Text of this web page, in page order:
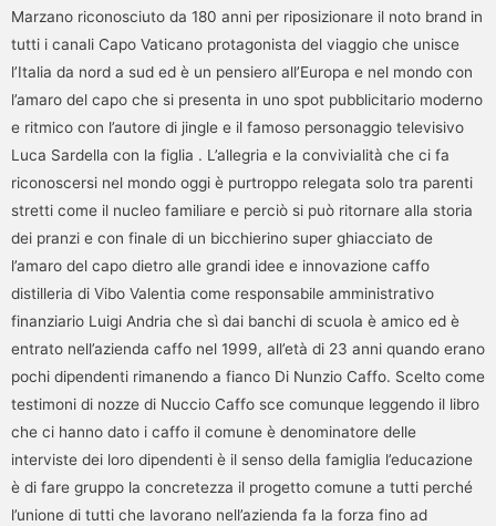
Marzano riconosciuto da 180 anni per riposizionare il noto brand in
tutti i canali Capo Vaticano protagonista del viaggio che unisce
l’Italia da nord a sud ed è un pensiero all’Europa e nel mondo con
l’amaro del capo che si presenta in uno spot pubblicitario moderno
e ritmico con l’autore di jingle e il famoso personaggio televisivo
Luca Sardella con la figlia . L’allegria e la convivialità che ci fa
riconoscersi nel mondo oggi è purtroppo relegata solo tra parenti
stretti come il nucleo familiare e perciò si può ritornare alla storia
dei pranzi e con finale di un bicchierino super ghiacciato de
l’amaro del capo dietro alle grandi idee e innovazione caffo
distilleria di Vibo Valentia come responsabile amministrativo
finanziario Luigi Andria che sì dai banchi di scuola è amico ed è
entrato nell’azienda caffo nel 1999, all’età di 23 anni quando erano
pochi dipendenti rimanendo a fianco Di Nunzio Caffo. Scelto come
testimoni di nozze di Nuccio Caffo sce comunque leggendo il libro
che ci hanno dato i caffo il comune è denominatore delle
interviste dei loro dipendenti è il senso della famiglia l’educazione
è di fare gruppo la concretezza il progetto comune a tutti perché
l’unione di tutti che lavorano nell’azienda fa la forza fino ad